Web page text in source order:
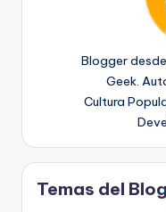
Blogger
Geek.
Cultura
Temas del Blog